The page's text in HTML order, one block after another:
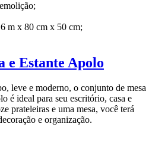
m x 80 cm x 50 cm;
e Estante Apolo
leve e moderno, o conjunto de mesa
é ideal para seu escritório, casa e
prateleiras e uma mesa, você terá
e organização.